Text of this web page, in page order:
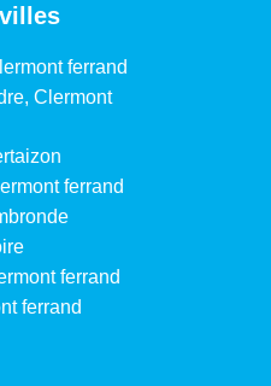
ferrand
Clermont
ferrand
ferrand
ferrand